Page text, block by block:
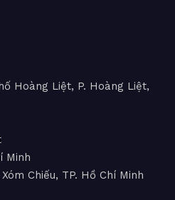
Hoàng Liệt, P. Hoàng Liệt,
Minh
Chiếu, TP. Hồ Chí Minh